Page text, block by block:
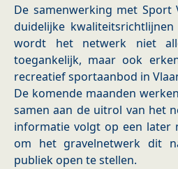
De samenwerking met Sport
duidelijke
wordt het netwerk niet
toegankelijk, maar ook
recreatief sportaanbod in
De komende maanden
samen aan de uitrol van het
informatie volgt op een later
om het gravelnetwerk dit
publiek open te stellen.